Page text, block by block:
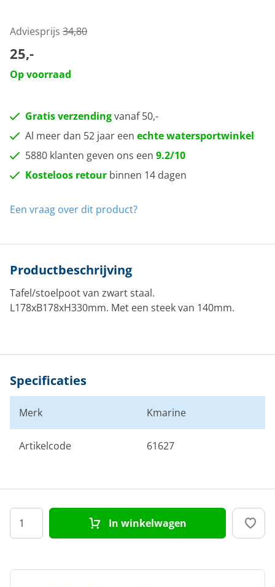
Adviesprijs 34,80
25,-
Op voorraad
Gratis verzendingvanaf 50,-
Al meer dan 52 jaar een echte watersportwinkel
5880 klanten geven ons een 9.2/10
Kosteloos retour binnen 14 dagen
Een vraag over dit product?
Productbeschrijving
Tafel/stoelpoot van zwart staal.
L178xB178xH330mm. Met een steek van 140mm.
Specificaties
Merk Kmarine
Artikelcode 61627
In winkelwagen